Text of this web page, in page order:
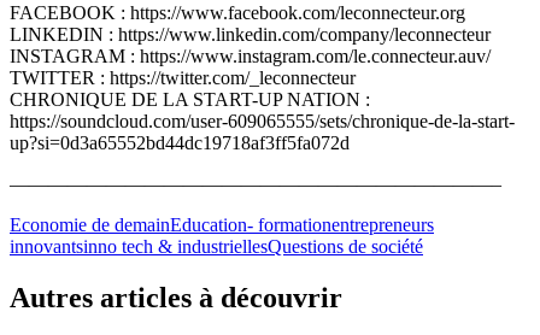
FACEBOOK : https://www.facebook.com/leconnecteur.org
LINKEDIN : https://www.linkedin.com/company/leconnecteur
INSTAGRAM : https://www.instagram.com/le.connecteur.auv/
TWITTER : https://twitter.com/_leconnecteur
CHRONIQUE DE LA START-UP NATION :
https://soundcloud.com/user-609065555/sets/chronique-de-la-start-
up?si=0d3a65552bd44dc19718af3ff5fa072d
—————————————————————————–
Economie de demainEducation- formationentrepreneurs
innovantsinno tech & industriellesQuestions de société
Autres articles à découvrir